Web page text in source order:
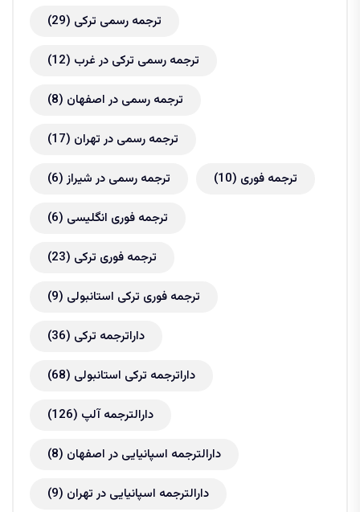
ترجمه رسمی ترکی (29)
ترجمه رسمی ترکی در غرب (12)
ترجمه رسمی در اصفهان (8)
ترجمه رسمی در تهران (17)
ترجمه رسمی در شیراز(6) ترجمه فوری (10)
ترجمه فوری انگلیسی (6)
ترجمه فوری ترکی (23)
ترجمه فوری ترکی استانبولی (9)
داراترجمه ترکی (36)
داراترجمه ترکی استانبولی (68)
دارالترجمه آلپ (126)
دارالترجمه اسپانیایی در اصفهان (8)
دارالترجمه اسپانیایی در تهران (9)